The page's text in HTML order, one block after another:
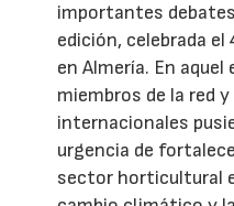
importantes
edición, celebrada
en Almería. En
miembros de la red
internacionales
urgencia de
sector horticultural